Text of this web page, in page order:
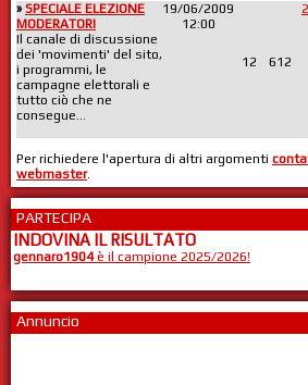
» SPECIALE ELEZIONE
MODERATORI
Il canale di discussione
dei 'movimenti' del sito,
i programmi, le
campagne elettorali e
tutto ciò che ne
consegue...
19/06/2009
12:00
12 612
Per richiedere l'apertura di altri argomenti
webmaster.
PARTECIPA
INDOVINA IL RISULTATO
gennaro1904è il campione 2025/2026!
Annuncio